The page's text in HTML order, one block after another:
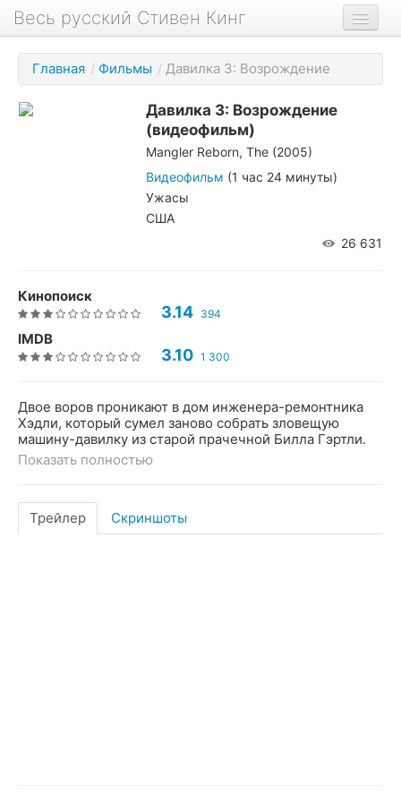
Весь русский Стивен Кинг
Книги
Фильмы
Аудиокниги
Главная / Фильмы / Давилка 3: Возрождение
Давилка 3: Возрождение
(видеофильм)
Mangler Reborn, The (2005)
Видеофильм (1 час 24 минуты)
Ужасы
США
26 631
Кинопоиск
3.14 394
IMDB
3.10 1 300
Двое воров проникают в дом инженера-ремонтника
Хэдли, который сумел заново собрать зловещую
машину-давилку из старой прачечной Билла Гэртли.
Показать полностью
Трейлер Скриншоты